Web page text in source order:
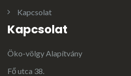
Kapcsolat
Kapcsolat
Öko-völgy Alapítvány
Fő utca 38.